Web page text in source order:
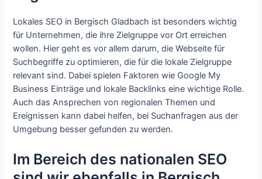
Lokales SEO in Bergisch Gladbach ist besonders wichtig
für Unternehmen, die ihre Zielgruppe vor Ort erreichen
wollen. Hier geht es vor allem darum, die Webseite für
Suchbegriffe zu optimieren, die für die lokale Zielgruppe
relevant sind. Dabei spielen Faktoren wie Google My
Business Einträge und lokale Backlinks eine wichtige Rolle.
Auch das Ansprechen von regionalen Themen und
Ereignissen kann dabei helfen, bei Suchanfragen aus der
Umgebung besser gefunden zu werden.
Im Bereich des nationalen SEO